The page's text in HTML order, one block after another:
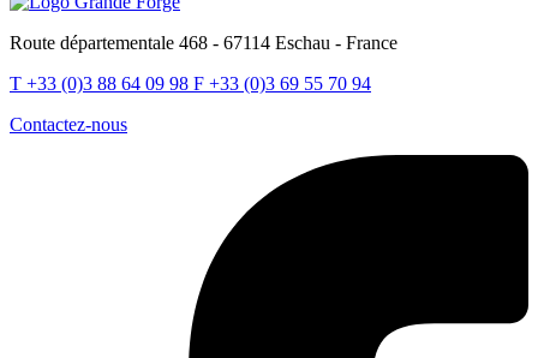
Route départementale 468 - 67114 Eschau - France
T +33 (0)3 88 64 09 98 F +33 (0)3 69 55 70 94
Contactez-nous